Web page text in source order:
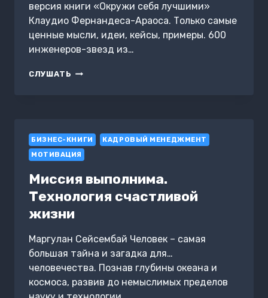
версия книги «Окружи себя лучшими»
Клаудио Фернандеса-Араоса. Только самые
ценные мысли, идеи, кейсы, примеры. 600
инженеров-звезд из…
СЛУШАТЬ ОКРУЖИ
САММАРИ
БИЗНЕС-КНИГИ
КАДРОВЫЙ МЕНЕДЖМЕНТ
МОТИВАЦИЯ
Миссия выполнима.
Технология счастливой
жизни
Маргулан Сейсембай Человек – самая
большая тайна и загадка для…
человечества. Познав глубины океана и
космоса, развив до немыслимых пределов